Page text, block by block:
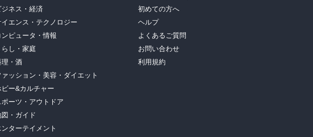
ジネス・経済
イエンス・テクノロジー
ンピュータ・情報
らし・家庭
理・酒
ァッション・美容・ダイエット
ビー&カルチャー
ポーツ・アウトドア
図・ガイド
ンターテイメント
初めての方へ
ヘルプ
よくあるご質問
お問い合わせ
利用規約